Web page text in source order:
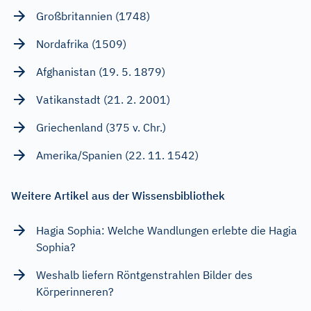
Großbritannien (1748)
Nordafrika (1509)
Afghanistan (19. 5. 1879)
Vatikanstadt (21. 2. 2001)
Griechenland (375 v. Chr.)
Amerika/Spanien (22. 11. 1542)
Weitere Artikel aus der Wissensbibliothek
Hagia Sophia: Welche Wandlungen erlebte die Hagia
Sophia?
Weshalb liefern Röntgenstrahlen Bilder des
Körperinneren?